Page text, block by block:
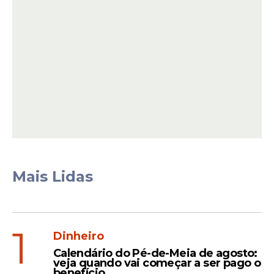
Embratur abre seleção com
R$ 2.050 de auxílio-
alimentação; veja detalhes
Mais Lidas
1
Dinheiro
Calendário do Pé-de-Meia de agosto:
veja quando vai começar a ser pago o